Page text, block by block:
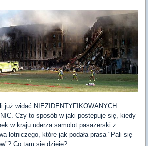
już widać NIEZIDENTYFIKOWANYCH
Czy to sposób w jaki postępuje się, kiedy
w kraju uderza samolot pasażerski z
lotniczego, które jak podała prasa "Pali się
Co tam się dzieje?